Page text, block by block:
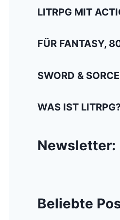
LITRPG MIT
FÜR FANTASY,
SWORD &
WAS IST
Newsletter:
Beliebte